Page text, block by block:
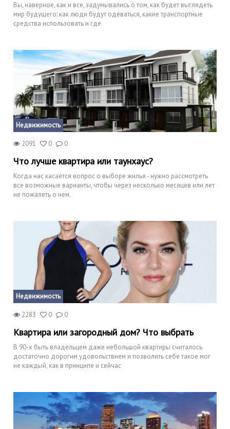
Вы, наверное, как и все, задумывались о том, как будет выглядеть
мир будущего: как люди будут одеваться, какие транспортные
средства использовать и где
Недвижимость
2091 0 0
Что лучше квартира или таунхаус?
Когда нас касается вопрос о выборе жилья - нужно рассмотреть
все возможные варианты, чтобы через несколько месяцев или лет
не пожалеть о нем.
Недвижимость
2283 0 0
Квартира или загородный дом? Что выбрать
В 90-х быть владельцем даже небольшой квартиры считалось
достаточно дорогим удовольствием и позволить себе такое мог
не каждый, как в принципе и сейчас